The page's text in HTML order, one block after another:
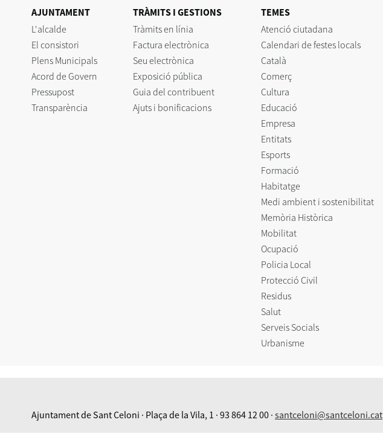
AJUNTAMENT
L'alcalde
El consistori
Plens Municipals
Acord de Govern
Pressupost
Transparència
TRÀMITS I GESTIONS
Tràmits en línia
Factura electrònica
Seu electrònica
Exposició pública
Guia del contribuent
Ajuts i bonificacions
TEMES
Atenció ciutadana
Calendari de festes locals
Català
Comerç
Cultura
Educació
Empresa
Entitats
Esports
Formació
Habitatge
Medi ambient i sostenibilitat
Memòria Històrica
Mobilitat
Ocupació
Policia Local
Protecció Civil
Residus
Salut
Serveis Socials
Urbanisme
Ajuntament de Sant Celoni · Plaça de la Vila, 1 · 93 864 12 00 · santceloni@santceloni.cat